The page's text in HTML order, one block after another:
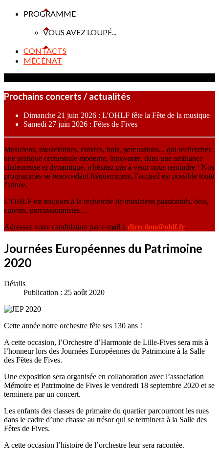
PROGRAMME
VOUS AVEZ LOUPÉ...
CONTACTS
MÉCÉNAT
Prochains concerts / actualités
Dimanche 21 juin 2026 : L'OHLF fête la Fête de la musique
Samedi 27 juin 2026 : Fêtes de Fives
Musiciens, musiciennes, cuivres, bois, percussions... qui recherchez
une pratique orchestrale moderne, innovante, dans une ambiance
chaleureuse et dynamique, n'hésitez pas à venir nous rejoindre ! Nos
programmes se renouvelant fréquemment, l'accueil est possible toute
l'année.
L’OHLF est toujours à la recherche de musiciens passionnés, bois,
cuivres, percussionnistes…
Adressez votre candidature par e-mail à direction@ohlf.fr
Journées Européennes du Patrimoine
2020
Détails
Publication : 25 août 2020
Cette année notre orchestre fête ses 130 ans !
A cette occasion, l’Orchestre d’Harmonie de Lille-Fives sera mis à
l’honneur lors des Journées Européennes du Patrimoine à la Salle
des Fêtes de Fives.
Une exposition sera organisée en collaboration avec l’association
Mémoire et Patrimoine de Fives le vendredi 18 septembre 2020 et se
terminera par un concert.
Les enfants des classes de primaire du quartier parcourront les rues
dans le cadre d’une chasse au trésor qui se terminera à la Salle des
Fêtes de Fives.
A cette occasion l’histoire de l’orchestre leur sera racontée.